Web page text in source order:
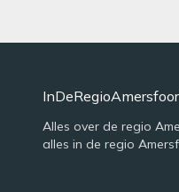
Alles over de regio
alles in de regio